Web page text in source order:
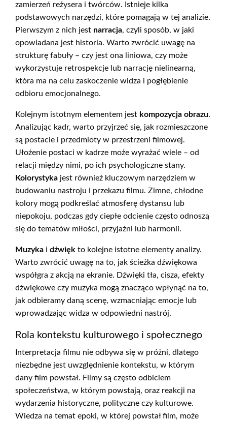
zamierzeń reżysera i twórców. Istnieje kilka
podstawowych narzędzi, które pomagają w tej analizie.
Pierwszym z nich jest narracja, czyli sposób, w jaki
opowiadana jest historia. Warto zwrócić uwagę na
strukturę fabuły – czy jest ona liniowa, czy może
wykorzystuje retrospekcje lub narrację nielinearną,
która ma na celu zaskoczenie widza i pogłębienie
odbioru emocjonalnego.
Kolejnym istotnym elementem jest kompozycja obrazu.
Analizując kadr, warto przyjrzeć się, jak rozmieszczone
są postacie i przedmioty w przestrzeni filmowej.
Ułożenie postaci w kadrze może wyrażać wiele – od
relacji między nimi, po ich psychologiczne stany.
Kolorystyka jest również kluczowym narzędziem w
budowaniu nastroju i przekazu filmu. Zimne, chłodne
kolory mogą podkreślać atmosferę dystansu lub
niepokoju, podczas gdy ciepłe odcienie często odnoszą
się do tematów miłości, przyjaźni lub harmonii.
Muzyka i dźwięk to kolejne istotne elementy analizy.
Warto zwrócić uwagę na to, jak ścieżka dźwiękowa
współgra z akcją na ekranie. Dźwięki tła, cisza, efekty
dźwiękowe czy muzyka mogą znacząco wpłynąć na to,
jak odbieramy daną scenę, wzmacniając emocje lub
wprowadzając widza w odpowiedni nastrój.
Rola kontekstu kulturowego i społecznego
Interpretacja filmu nie odbywa się w próżni, dlatego
niezbędne jest uwzględnienie kontekstu, w którym
dany film powstał. Filmy są często odbiciem
społeczeństwa, w którym powstają, oraz reakcji na
wydarzenia historyczne, polityczne czy kulturowe.
Wiedza na temat epoki, w której powstał film, może